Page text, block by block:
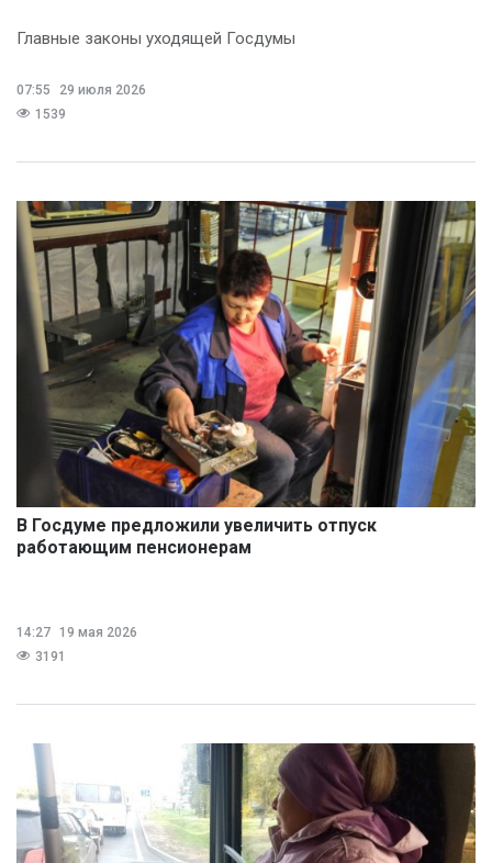
Главные законы уходящей Госдумы
07:55
29 июля 2026
1539
В Госдуме предложили увеличить отпуск
работающим пенсионерам
14:27 19 мая 2026
3191